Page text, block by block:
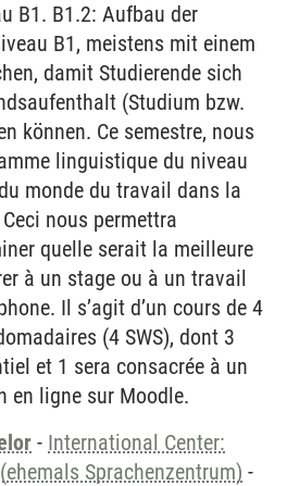
B1. B1.2: Aufbau der
B1, meistens mit einem
damit Studierende sich
(Studium bzw.
können. Ce semestre, nous
linguistique du niveau
monde du travail dans la
nous permettra
quelle serait la meilleure
à un stage ou à un travail
Il s’agit d’un cours de 4
(4 SWS), dont 3
et 1 sera consacrée à un
en ligne sur Moodle.
- International Center:
Sprachenzentrum) -